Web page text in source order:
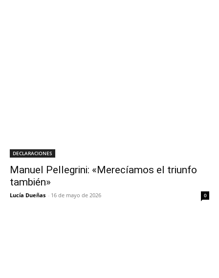
DECLARACIONES
Manuel Pellegrini: «Merecíamos el triunfo
también»
Lucía Dueñas - 16 de mayo de 2026 0